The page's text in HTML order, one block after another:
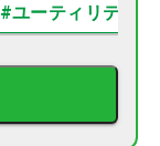
#ユーティリティ